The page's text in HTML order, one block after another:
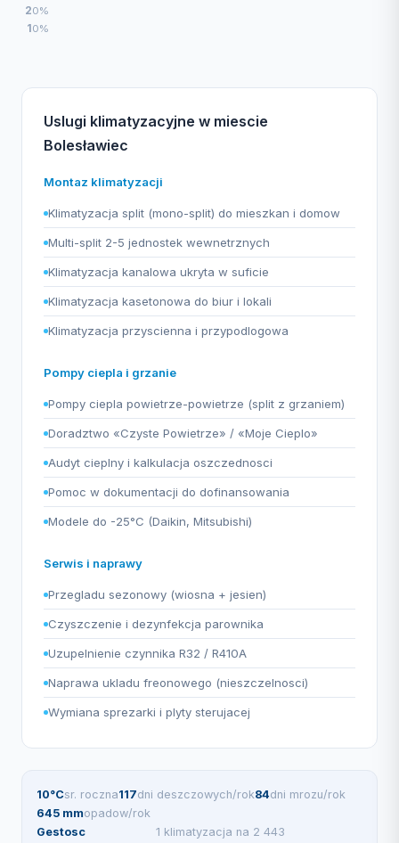
20%
10%
Uslugi klimatyzacyjne w miescie
Bolesławiec
Montaz klimatyzacji
Klimatyzacja split (mono-split) do mieszkan i domow
Multi-split 2-5 jednostek wewnetrznych
Klimatyzacja kanalowa ukryta w suficie
Klimatyzacja kasetonowa do biur i lokali
Klimatyzacja przyscienna i przypodlogowa
Pompy ciepla i grzanie
Pompy ciepla powietrze-powietrze (split z grzaniem)
Doradztwo «Czyste Powietrze» / «Moje Cieplo»
Audyt cieplny i kalkulacja oszczednosci
Pomoc w dokumentacji do dofinansowania
Modele do -25°C (Daikin, Mitsubishi)
Serwis i naprawy
Przegladu sezonowy (wiosna + jesien)
Czyszczenie i dezynfekcja parownika
Uzupelnienie czynnika R32 / R410A
Naprawa ukladu freonowego (nieszczelnosci)
Wymiana sprezarki i plyty sterujacej
10°Csr. roczna117dni deszczowych/rok84dni mrozu/rok
645 mmopadow/rok
Gestosc
1 klimatyzacja na 2 443